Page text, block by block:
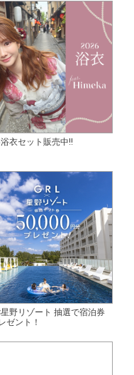
衣セット販売中!!
星野リゾート 抽選で宿泊券
ゼント！